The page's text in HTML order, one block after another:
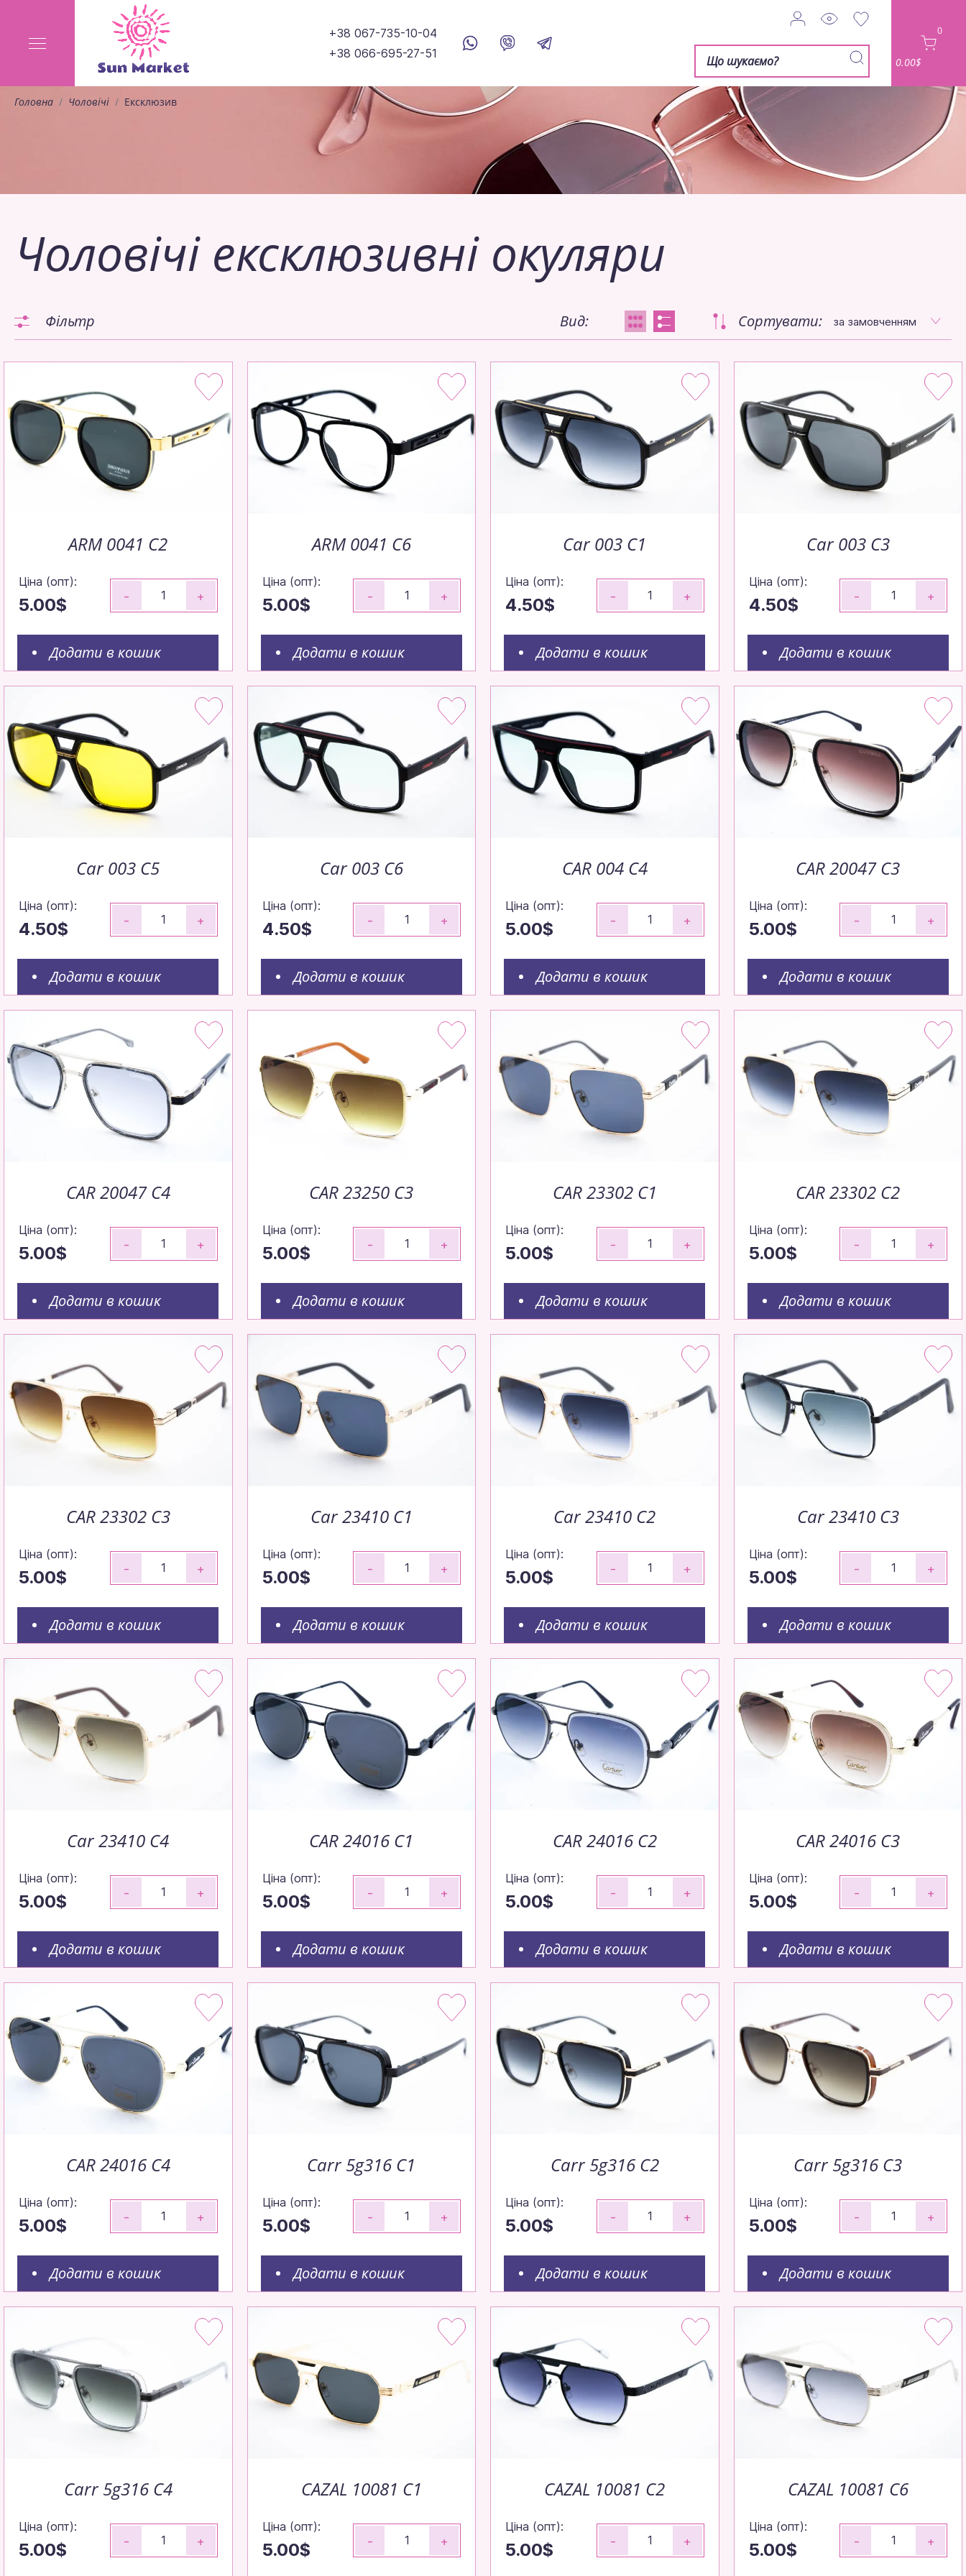
+38 067-735-10-04
+38 066-695-27-51
0
0.00$
Головна Чоловічі Ексклюзив
Чоловічі ексклюзивні окуляри
Фільтр Вид: Сортувати: за замовченням
ARM 0041 C2
Ціна (опт):
5.00$ - +
Додати в кошик
ARM 0041 C6
Ціна (опт):
5.00$ - +
Додати в кошик
Car 003 C1
Ціна (опт):
4.50$ - +
Додати в кошик
Car 003 C3
Ціна (опт):
4.50$ - +
Додати в кошик
Car 003 C5
Ціна (опт):
4.50$ - +
Додати в кошик
Car 003 C6
Ціна (опт):
4.50$ - +
Додати в кошик
CAR 004 С4
Ціна (опт):
5.00$ - +
Додати в кошик
CAR 20047 C3
Ціна (опт):
5.00$ - +
Додати в кошик
CAR 20047 C4
Ціна (опт):
5.00$ - +
Додати в кошик
CAR 23250 C3
Ціна (опт):
5.00$ - +
Додати в кошик
CAR 23302 C1
Ціна (опт):
5.00$ - +
Додати в кошик
CAR 23302 C2
Ціна (опт):
5.00$ - +
Додати в кошик
CAR 23302 C3
Ціна (опт):
5.00$ - +
Додати в кошик
Car 23410 C1
Ціна (опт):
5.00$ - +
Додати в кошик
Car 23410 C2
Ціна (опт):
5.00$ - +
Додати в кошик
Car 23410 C3
Ціна (опт):
5.00$ - +
Додати в кошик
Car 23410 C4
Ціна (опт):
5.00$ - +
Додати в кошик
CAR 24016 C1
Ціна (опт):
5.00$ - +
Додати в кошик
CAR 24016 C2
Ціна (опт):
5.00$ - +
Додати в кошик
CAR 24016 C3
Ціна (опт):
5.00$ - +
Додати в кошик
CAR 24016 C4
Ціна (опт):
5.00$ - +
Додати в кошик
Carr 5g316 C1
Ціна (опт):
5.00$ - +
Додати в кошик
Carr 5g316 C2
Ціна (опт):
5.00$ - +
Додати в кошик
Carr 5g316 C3
Ціна (опт):
5.00$ - +
Додати в кошик
Carr 5g316 C4
Ціна (опт):
5.00$ - +
CAZAL 10081 C1
Ціна (опт):
5.00$ - +
CAZAL 10081 C2
Ціна (опт):
5.00$ - +
CAZAL 10081 C6
Ціна (опт):
5.00$ - +
Окуляри оптом — просто, швидко,
Замовляйте до 14:00 — відправимо сьогодні!
Робимо все, щоб ваше замовлення вирушило до вас
максимально швидко.
Щотижня — нові моделі!
Щотижневі поповнення — залишайтеся в тренді без пауз.